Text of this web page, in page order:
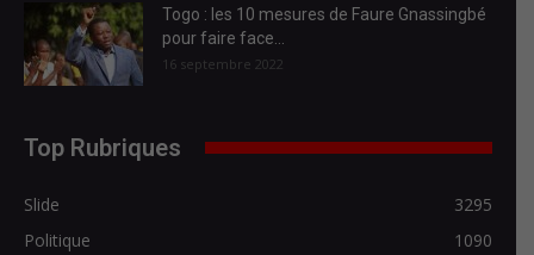
Togo : les 10 mesures de Faure Gnassingbé
pour faire face...
16 septembre 2022
Top Rubriques
Slide
3295
Politique
1090